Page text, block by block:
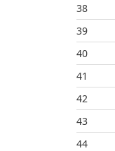
38
39
40
41
42
43
44